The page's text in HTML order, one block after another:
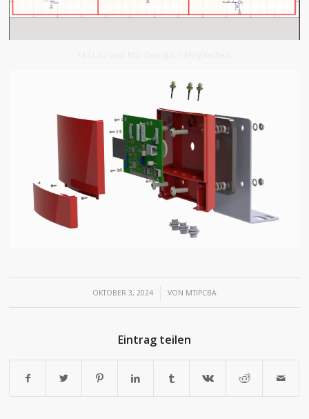
OKTOBER 3, 2024
/ VON MTIPCBA
Eintrag teilen